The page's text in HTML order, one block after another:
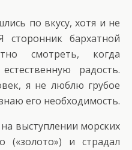
по вкусу, хотя и не
бархатной
смотреть, когда
радость.
я не люблю грубое
его необходимость.
выступлении морских
(«золото») и страдал